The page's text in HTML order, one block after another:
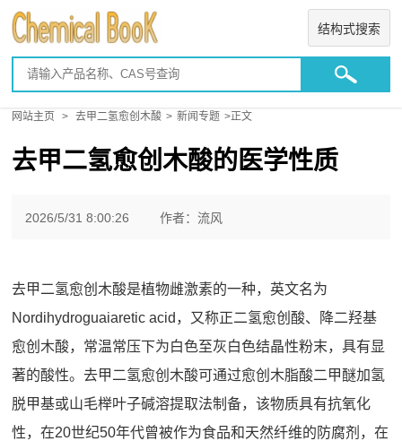
结构式搜索
网站主页 > 去甲二氢愈创木酸 > 新闻专题 >正文
去甲二氢愈创木酸的医学性质
2026/5/31 8:00:26 作者：流风
去甲二氢愈创木酸是植物雌激素的一种，英文名为
Nordihydroguaiaretic acid，又称正二氢愈创酸、降二羟基
愈创木酸，常温常压下为白色至灰白色结晶性粉末，具有显
著的酸性。去甲二氢愈创木酸可通过愈创木脂酸二甲醚加氢
脱甲基或山毛榉叶子碱溶提取法制备，该物质具有抗氧化
性，在20世纪50年代曾被作为食品和天然纤维的防腐剂，在